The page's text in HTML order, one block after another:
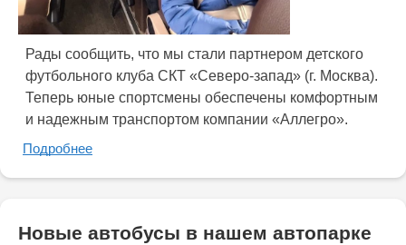
Рады сообщить, что мы стали партнером детского
футбольного клуба СКТ «Северо-запад» (г. Москва).
Теперь юные спортсмены обеспечены комфортным
и надежным транспортом компании «Аллегро».
Подробнее
Новые автобусы в нашем автопарке